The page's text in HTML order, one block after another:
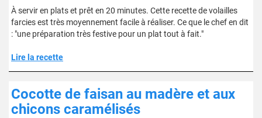
À servir en plats et prêt en 20 minutes. Cette recette de volailles
farcies est très moyennement facile à réaliser. Ce que le chef en dit
: "une préparation très festive pour un plat tout à fait."
Lire la recette
Cocotte de faisan au madère et aux
chicons caramélisés